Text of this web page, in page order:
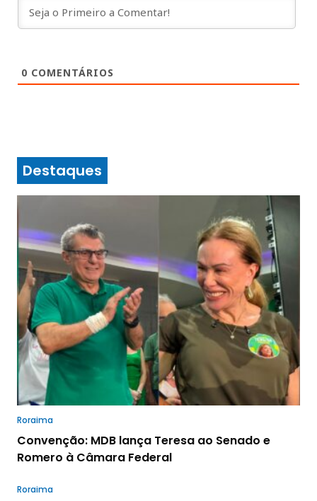
0 COMENTÁRIOS
Destaques
Roraima
Convenção: MDB lança Teresa ao Senado e
Romero à Câmara Federal
Roraima